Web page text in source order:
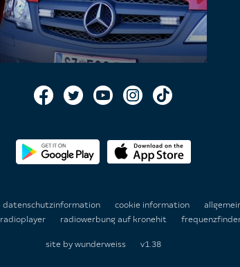
datenschutzinformation cookie information
radioplayer radiowerbung auf kronehit
site by wunderweiss v1.38